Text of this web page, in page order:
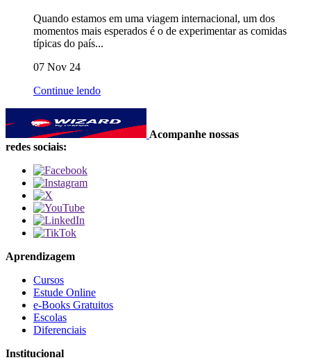
Quando estamos em uma viagem internacional, um dos
momentos mais esperados é o de experimentar as comidas
típicas do país...
07 Nov 24
Continue lendo
Acompanhe nossas
redes sociais:
Aprendizagem
Cursos
Estude Online
e-Books Gratuitos
Escolas
Diferenciais
Institucional